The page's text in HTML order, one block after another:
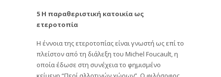
5 Η παραθεριστική κατοικία ως
ετεροτοπία
Η έννοια της ετεροτοπίας είναι γνωστή ως επί το
πλείστον από τη διάλεξη του Michel Foucault, η
οποία έδωσε στη συνέχεια το φημισμένο
κείμενο “Περί αλλοτινών χώρων”. Ο φιλόσοφος